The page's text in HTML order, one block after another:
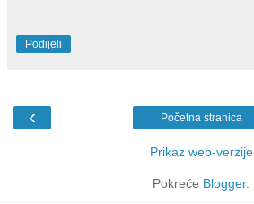
Podijeli
‹ Početna stranica
Prikaz web-verzije
Pokreće Blogger.